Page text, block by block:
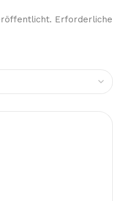
Erforderliche